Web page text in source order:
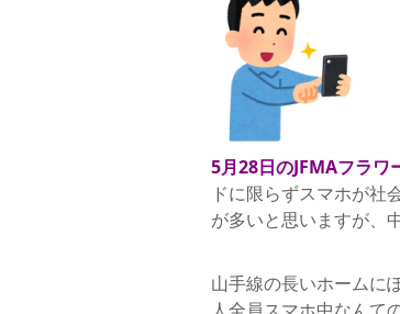
5月28日のJFMAフラワ
ドに限らずスマホが社
が多いと思いますが、
山手線の長いホームに